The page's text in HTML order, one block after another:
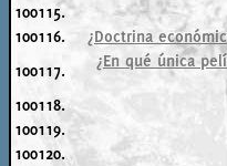
100115.
100116.
¿Doctrina
100117.
¿En qué única
100118.
100119.
100120.